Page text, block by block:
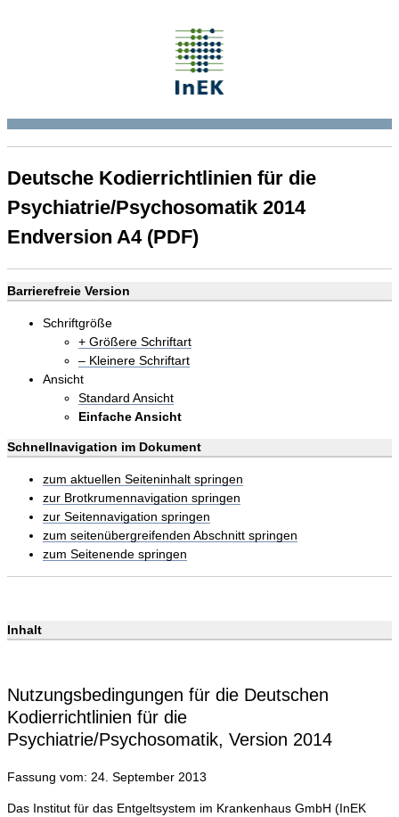
Deutsche Kodierrichtlinien für die
Psychiatrie/Psychosomatik 2014
Endversion A4 (PDF)
Barrierefreie Version
Schriftgröße
+ Größere Schriftart
– Kleinere Schriftart
Ansicht
Standard Ansicht
Einfache Ansicht
Schnellnavigation im Dokument
zum aktuellen Seiteninhalt springen
zur Brotkrumennavigation springen
zur Seitennavigation springen
zum seitenübergreifenden Abschnitt springen
zum Seitenende springen
Inhalt
Nutzungsbedingungen für die Deutschen
Kodierrichtlinien für die
Psychiatrie/Psychosomatik, Version 2014
Fassung vom: 24. September 2013
Das Institut für das Entgeltsystem im Krankenhaus GmbH (InEK